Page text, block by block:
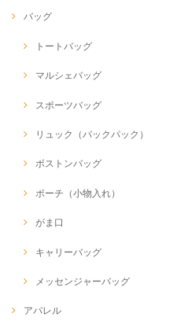
バッグ
トートバッグ
マルシェバッグ
スポーツバッグ
リュック（バックパック）
ボストンバッグ
ポーチ（小物入れ）
がま口
キャリーバッグ
メッセンジャーバッグ
アパレル